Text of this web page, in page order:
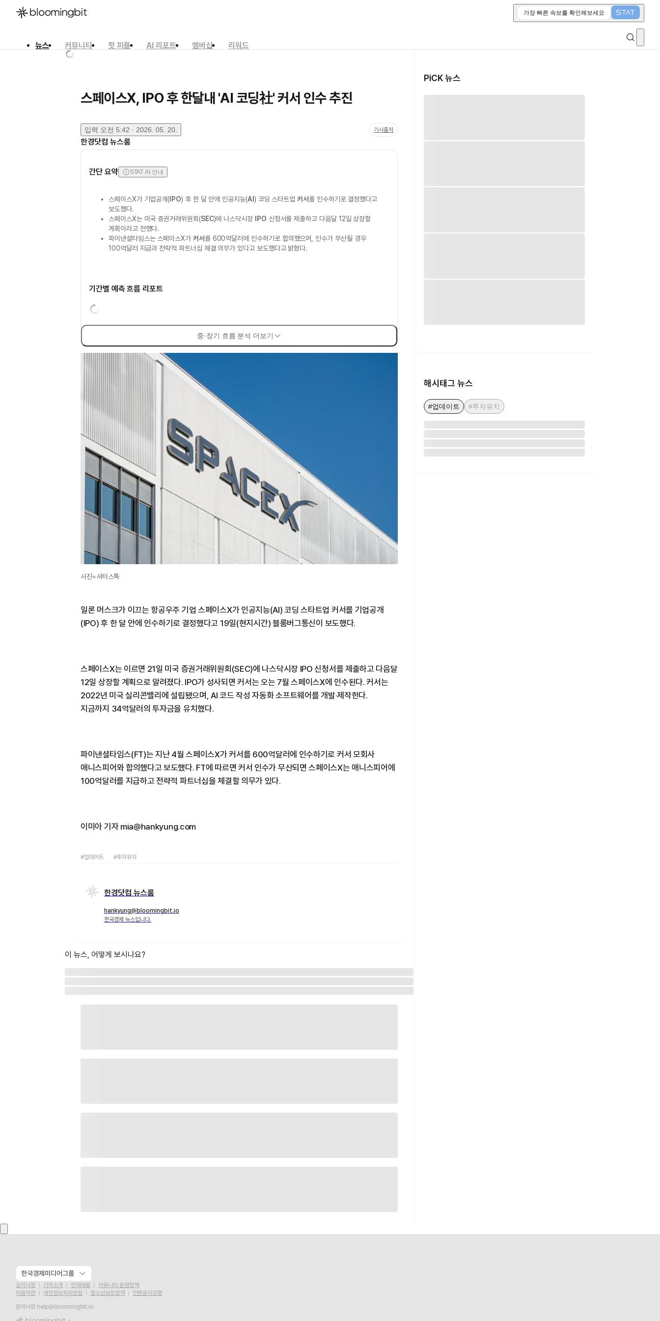
가장 빠른 속보를 확인해보세요
뉴스 커뮤니티 핫 피플 AI 리포트 멤버십
리워드
스페이스X, IPO 후 한달내 'AI 코딩社' 커서 인수 추진
입력 오전 5:42 · 2026. 05. 20. 기사출처
한경닷컴 뉴스룸
간단 요약 STAT AI 안내
스페이스X가 기업공개( IPO) 후 한 달 안에 인공지능(AI ) 코딩 스타트업커서를 인수하기로 결정했다고
보도했다.
스페이스X는 미국 증권거래위원회(SEC)에 나스닥시장 IPO 신청서를 제출하고 다음달 12일 상장할
계획이라고 전했다.
파이낸셜타임스는 스페이스X가 커서를 600억달러에 인수하기로 합의했으며, 인수가 무산될 경우
100억달러 지급과 전략적 파트너십 체결 의무가 있다고 보도했다고 밝혔다.
기간별 예측 흐름 리포트
중·장기 흐름 분석 더보기
사진=셔터스톡
일론 머스크가 이끄는 항공우주 기업 스페이스X가 인공지능(AI) 코딩 스타트업 커서를 기업공개
(IPO) 후 한 달 안에 인수하기로 결정했다고 19일(현지시간) 블룸버그통신이 보도했다.
스페이스X는 이르면 21일 미국 증권거래위원회(SEC)에 나스닥시장 IPO 신청서를 제출하고 다음달
12일 상장할 계획으로 알려졌다. IPO가 성사되면 커서는 오는 7월 스페이스X에 인수된다. 커서는
2022년 미국 실리콘밸리에 설립됐으며, AI 코드 작성 자동화 소프트웨어를 개발·제작한다.
지금까지 34억달러의 투자금을 유치했다.
파이낸셜타임스(FT)는 지난 4월 스페이스X가 커서를 600억달러에 인수하기로 커서 모회사
애니스피어와 합의했다고 보도했다. FT에 따르면 커서 인수가 무산되면 스페이스X는 애니스피어에
100억달러를 지급하고 전략적 파트너십을 체결할 의무가 있다.
이미아 기자 mia@hankyung.com
#업데이트 #투자유치
한경닷컴 뉴스룸
hankyung@bloomingbit.io
한국경제 뉴스입니다.
이 뉴스, 어떻게 보시나요?
PiCK 뉴스
해시태그 뉴스
#업데이트 #투자유치
한국경제미디어그룹
공지사항 기자소개 인재채용
커뮤니티 운영정책
이용약관
개인정보처리방침 청소년보호정책
언론윤리강령
문의사항 help@bloomingbit.io